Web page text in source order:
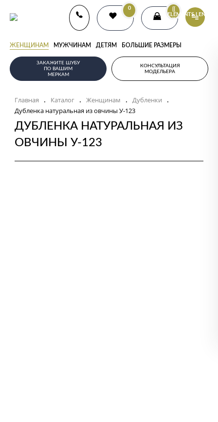
0
{{
ELEMENTS.LENGTH
}}
ЖЕНЩИНАМ МУЖЧИНАМ ДЕТЯМ БОЛЬШИЕ РАЗМЕРЫ
ЗАКАЖИТЕ ШУБУ
ПО ВАШИМ
МЕРКАМ
КОНСУЛЬТАЦИЯ
МОДЕЛЬЕРА
Главная . Каталог . Женщинам . Дубленки .
Дубленка натуральная из овчины У-123
ДУБЛЕНКА НАТУРАЛЬНАЯ ИЗ
ОВЧИНЫ У-123